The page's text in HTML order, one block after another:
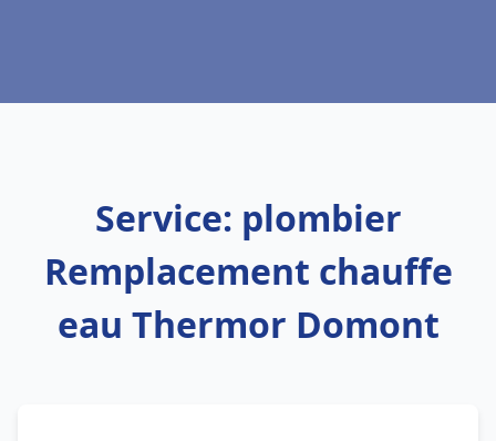
Service: plombier
Remplacement chauffe
eau Thermor Domont